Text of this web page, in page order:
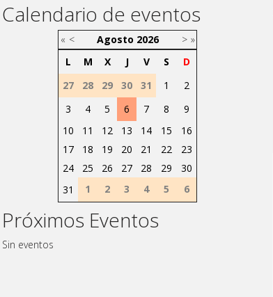
Calendario de eventos
« < Agosto 2026 > »
L
M X J V S
D
27
28 29 30 31 1
2
3
4 5 6 7 8
9
10
11 12 13 14 15
16
17
18 19 20 21 22
23
24
25 26 27 28 29
30
31
1 2 3 4 5 6
Próximos Eventos
Sin eventos